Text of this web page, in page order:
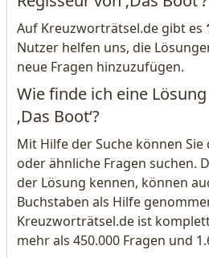
Auf Kreuzworträtsel.de gibt es
Nutzer helfen uns, die
neue Fragen hinzuzufügen.
Wie finde ich eine
‚Das Boot‘?
Mit Hilfe der Suche können
oder ähnliche Fragen suchen.
der Lösung kennen, können
Buchstaben als Hilfe
Kreuzworträtsel.de ist
mehr als 450.000 Fragen und